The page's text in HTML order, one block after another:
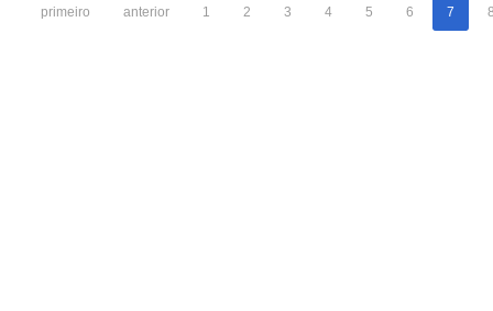
primeiro anterior 1 2 3 4 5 6 7